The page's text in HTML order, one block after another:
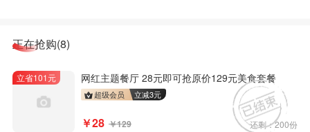
正在抢购(8)
立省101元 网红主题餐厅 28元即可抢原价129元美食套餐
超级会员 立减3元
￥28 ￥129 还剩：200份